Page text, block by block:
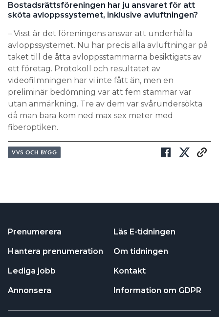
Bostadsrättsföreningen har ju ansvaret för att
sköta avloppssystemet, inklusive avluftningen?
– Visst är det föreningens ansvar att underhålla
avloppssystemet. Nu har precis alla avluftningar på
taket till de åtta avloppsstammarna besiktigats av
ett företag. Protokoll och resultatet av
videofilmningen har vi inte fått än, men en
preliminär bedömning var att fem stammar var
utan anmärkning. Tre av dem var svårundersökta
då man bara kom ned max sex meter med
fiberoptiken.
VVS OCH BYGG
Prenumerera
Hantera prenumeration
Lediga jobb
Annonsera
Läs E-tidningen
Om tidningen
Kontakt
Information om GDPR